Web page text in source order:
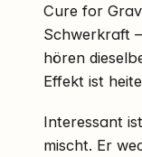
Cure for
Schwerkraft
hören
Effekt ist
Interessant
mischt. Er